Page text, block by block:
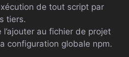
de tout script par
tiers.
l’ajouter au fichier de projet
configuration globale npm.